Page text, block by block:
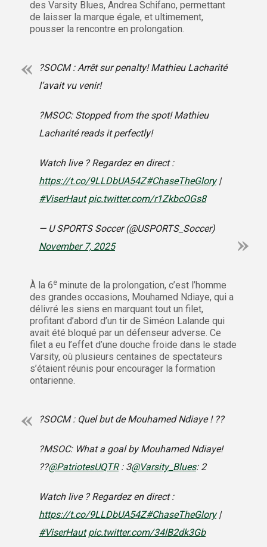
des Varsity Blues, Andrea Schifano, permettant
de laisser la marque égale, et ultimement,
pousser la rencontre en prolongation.
?SOCM : Arrêt sur penalty! Mathieu Lacharité
l’avait vu venir!
?MSOC: Stopped from the spot! Mathieu
Lacharité reads it perfectly!
Watch live ? Regardez en direct :
https://t.co/9LLDbUA54Z#ChaseTheGlory|
#ViserHaut pic.twitter.com/r1ZkbcOGs8
— U SPORTS Soccer (@USPORTS_Soccer)
November 7, 2025
À la 6e minute de la prolongation, c’est l’homme
des grandes occasions, Mouhamed Ndiaye, qui a
délivré les siens en marquant tout un filet,
profitant d’abord d’un tir de Siméon Lalande qui
avait été bloqué par un défenseur adverse. Ce
filet a eu l’effet d’une douche froide dans le stade
Varsity, où plusieurs centaines de spectateurs
s’étaient réunis pour encourager la formation
ontarienne.
?SOCM : Quel but de Mouhamed Ndiaye ! ??
?MSOC: What a goal by Mouhamed Ndiaye!
??@PatriotesUQTR: 3@Varsity_Blues: 2
Watch live ? Regardez en direct :
https://t.co/9LLDbUA54Z#ChaseTheGlory|
#ViserHaut pic.twitter.com/34lB2dk3Gb